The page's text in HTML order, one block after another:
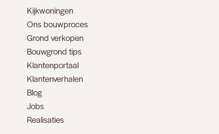
Kijkwoningen
Ons bouwproces
Grond verkopen
Bouwgrond tips
Klantenportaal
Klantenverhalen
Blog
Jobs
Realisaties